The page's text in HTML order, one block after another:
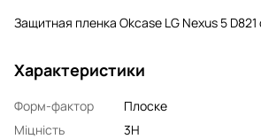
Защитная пленка Okcase LG Nexus 5
Характеристики
Форм-фактор
Плоске
Міцність
3H